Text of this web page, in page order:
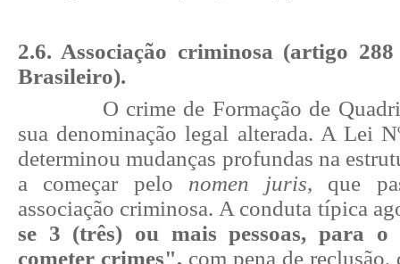
2.6. Associação criminosa (artigo
Brasileiro).
O crime de Formação de
sua denominação legal alterada. A Lei
determinou mudanças profundas na
a começar pelo nomen juris, que
associação criminosa. A conduta típica
se 3 (três) ou mais pessoas, para o
cometer crimes", com pena de